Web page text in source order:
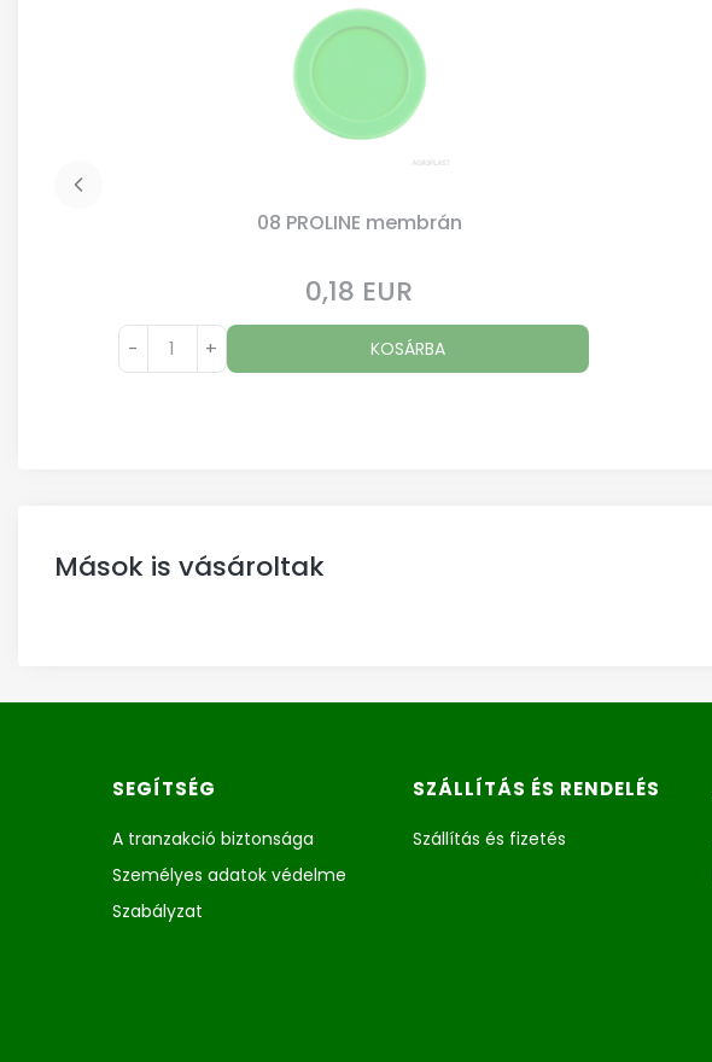
08 PROLINE membrán
Ár
0,18 EUR
- + KOSÁRBA
Mások is vásároltak
Lábléc menü
SEGÍTSÉG
A tranzakció biztonsága
Személyes adatok védelme
Szabályzat
SZÁLLÍTÁS ÉS RENDELÉS
Szállítás és fizetés